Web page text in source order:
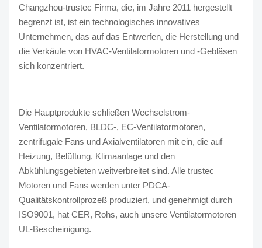
Changzhou-trustec Firma, die, im Jahre 2011 hergestellt
begrenzt ist, ist ein technologisches innovatives
Unternehmen, das auf das Entwerfen, die Herstellung und
die Verkäufe von HVAC-Ventilatormotoren und -Gebläsen
sich konzentriert.
Die Hauptprodukte schließen Wechselstrom-
Ventilatormotoren, BLDC-, EC-Ventilatormotoren,
zentrifugale Fans und Axialventilatoren mit ein, die auf
Heizung, Belüftung, Klimaanlage und den
Abkühlungsgebieten weitverbreitet sind. Alle trustec
Motoren und Fans werden unter PDCA-
Qualitätskontrollprozeß produziert, und genehmigt durch
ISO9001, hat CER, Rohs, auch unsere Ventilatormotoren
UL-Bescheinigung.